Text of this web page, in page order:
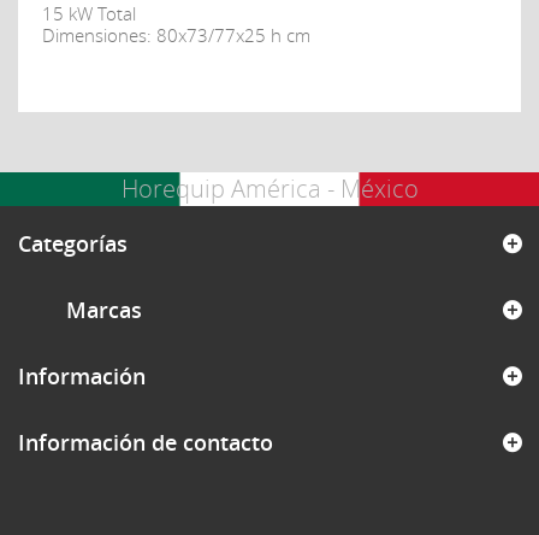
15 kW Total
Dimensiones: 80x73/77x25 h cm
Horequip América - México
Categorías
Marcas
Información
Información de contacto